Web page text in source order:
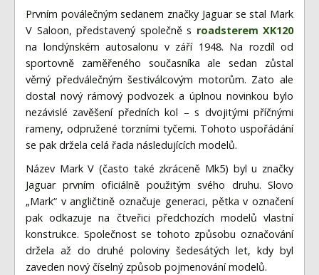
Akce
Inzerce
Fórum
Videa
Kontakt
Prvním poválečným sedanem značky Jaguar se stal Mark
V Saloon, představený společně s roadsterem XK120
na londýnském autosalonu v září 1948. Na rozdíl od
sportovně zaměřeného současníka ale sedan zůstal
věrný předválečným šestiválcovým motorům. Zato ale
dostal nový rámový podvozek a úplnou novinkou bylo
nezávislé zavěšení předních kol – s dvojitými příčnými
rameny, odpružené torzními tyčemi. Tohoto uspořádání
se pak držela celá řada následujících modelů.
Název Mark V (často také zkráceně Mk5) byl u značky
Jaguar prvním oficiálně použitým svého druhu. Slovo
„Mark“ v angličtině označuje generaci, pětka v označení
pak odkazuje na čtveřici předchozích modelů vlastní
konstrukce. Společnost se tohoto způsobu označování
držela až do druhé poloviny šedesátých let, kdy byl
zaveden nový číselný způsob pojmenování modelů.